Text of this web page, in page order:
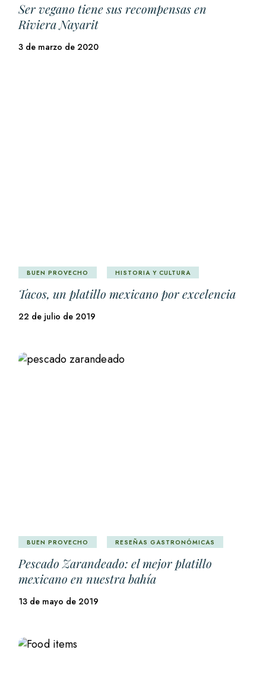
Ser vegano tiene sus recompensas en
Riviera Nayarit
3 de marzo de 2020
BUEN PROVECHO HISTORIA Y CULTURA
Tacos, un platillo mexicano por excelencia
22 de julio de 2019
BUEN PROVECHO RESEÑAS GASTRONÓMICAS
Pescado Zarandeado: el mejor platillo
mexicano en nuestra bahía
13 de mayo de 2019